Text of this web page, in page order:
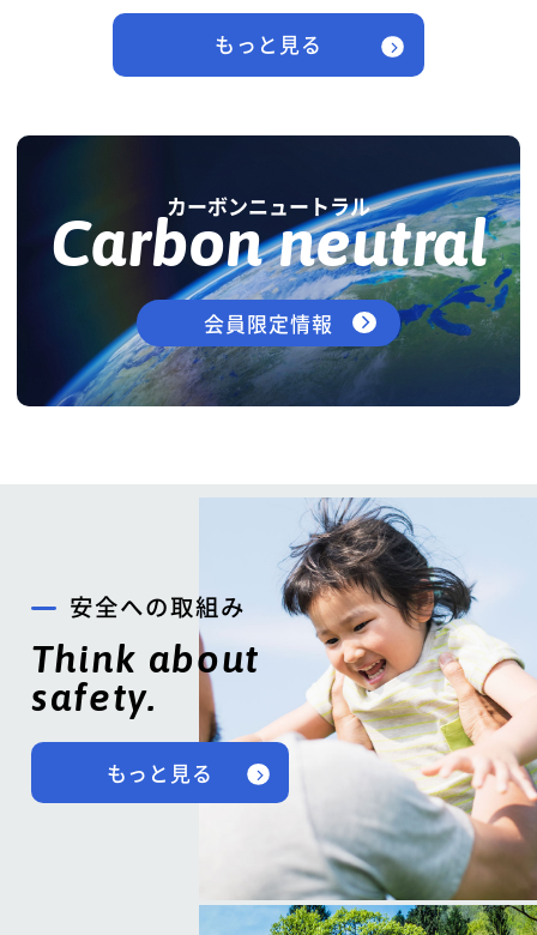
もっと見る
カーボンニュートラル
Carbon neutral
会員限定情報
安全への取組み
Think about
safety.
もっと見る